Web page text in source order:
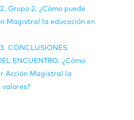
Grupo 2. ¿Cómo puede
Magistral la educación en
CONCLUSIONES
ENCUENTRO. ¿Cómo
Acción Magistral la
valores?